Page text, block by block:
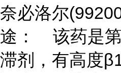
奈必洛尔
途： 该药是第
滞剂，有高度